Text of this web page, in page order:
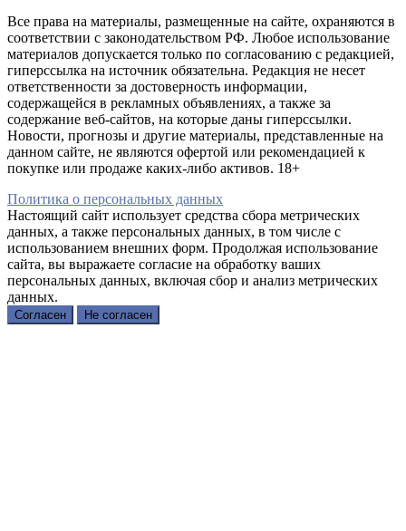
Все права на материалы, размещенные на сайте, охраняются в
соответствии с законодательством РФ. Любое использование
материалов допускается только по согласованию с редакцией,
гиперссылка на источник обязательна. Редакция не несет
ответственности за достоверность информации,
содержащейся в рекламных объявлениях, а также за
содержание веб-сайтов, на которые даны гиперссылки.
Новости, прогнозы и другие материалы, представленные на
данном сайте, не являются офертой или рекомендацией к
покупке или продаже каких-либо активов. 18+
Политика о персональных данных
Настоящий сайт использует средства сбора метрических
данных, а также персональных данных, в том числе с
использованием внешних форм. Продолжая использование
сайта, вы выражаете согласие на обработку ваших
персональных данных, включая сбор и анализ метрических
данных.
Согласен Не согласен